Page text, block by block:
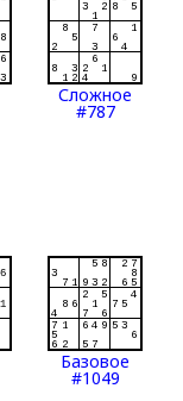
Сложное
#787
Базовое
#1049